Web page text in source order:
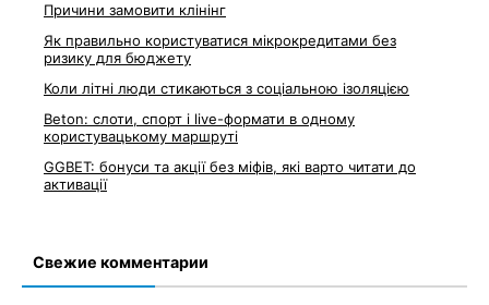
Причини замовити клінінг
Як правильно користуватися мікрокредитами без
ризику для бюджету
Коли літні люди стикаються з соціальною ізоляцією
Beton: слоти, спорт і live-формати в одному
користувацькому маршруті
GGBET: бонуси та акції без міфів, які варто читати до
активації
Свежие комментарии